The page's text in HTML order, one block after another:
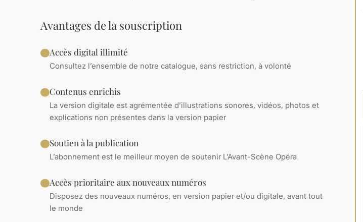
Avantages de la souscription
Accès digital illimité
Consultez l’ensemble de notre catalogue, sans restriction, à volonté
Contenus enrichis
La version digitale est agrémentée d’illustrations sonores, vidéos, photos et
explications non présentes dans la version papier
Soutien à la publication
L’abonnement est le meilleur moyen de soutenir L’Avant-Scène Opéra
Accès prioritaire aux nouveaux numéros
Disposez des nouveaux numéros, en version papier et/ou digitale, avant tout
le monde